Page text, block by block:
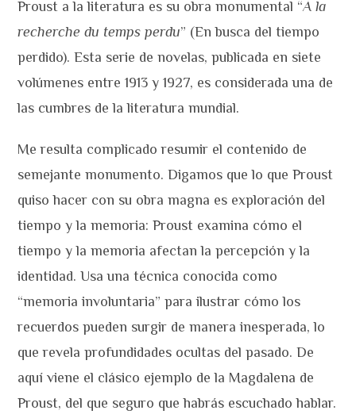
Proust a la literatura es su obra monumental “À la
recherche du temps perdu” (En busca del tiempo
perdido). Esta serie de novelas, publicada en siete
volúmenes entre 1913 y 1927, es considerada una de
las cumbres de la literatura mundial.
Me resulta complicado resumir el contenido de
semejante monumento. Digamos que lo que Proust
quiso hacer con su obra magna es exploración del
tiempo y la memoria: Proust examina cómo el
tiempo y la memoria afectan la percepción y la
identidad. Usa una técnica conocida como
“memoria involuntaria” para ilustrar cómo los
recuerdos pueden surgir de manera inesperada, lo
que revela profundidades ocultas del pasado. De
aquí viene el clásico ejemplo de la Magdalena de
Proust, del que seguro que habrás escuchado hablar.